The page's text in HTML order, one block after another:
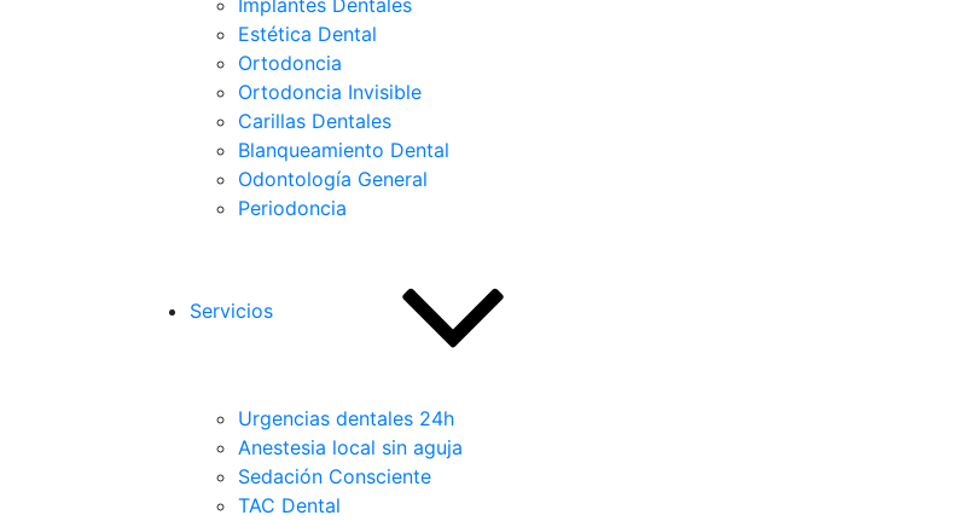
Implantes Dentales
Estética Dental
Ortodoncia
Ortodoncia Invisible
Carillas Dentales
Blanqueamiento Dental
Odontología General
Periodoncia
Servicios
Urgencias dentales 24h
Anestesia local sin aguja
Sedación Consciente
TAC Dental